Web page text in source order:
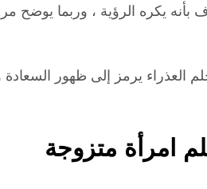
يكره الرؤية ، وربما يوضح
يرمز إلى ظهور
امرأة متزوجة